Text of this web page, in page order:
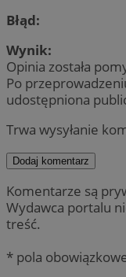
Błąd:
Wynik:
Opinia została
Po
udostępniona
Trwa wysyłanie
Dodaj komentarz
Komentarze są
Wydawca portalu
treść.
* pola